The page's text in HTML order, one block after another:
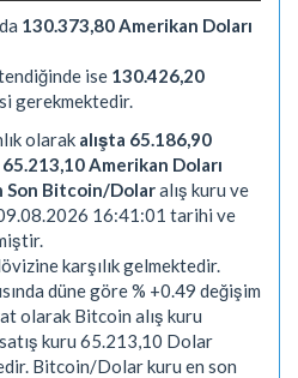
130.373,80 Amerikan Doları
ise 130.426,20
gerekmektedir.
olarak alışta 65.186,90
Amerikan Doları
Son Bitcoin/Dolaralış kuru ve
16:41:01 tarihi ve
karşılık gelmektedir.
düne göre % +0.49 değişim
olarak Bitcoin alış kuru
kuru 65.213,10 Dolar
Bitcoin/Dolar kuru en son